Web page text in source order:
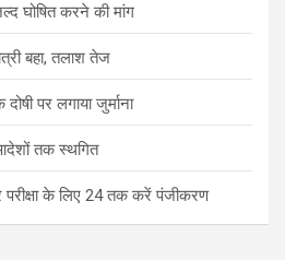
घोषित करने की मांग
बहा, तलाश तेज
पर लगाया जुर्माना
तक स्थगित
परीक्षा के लिए 24 तक करें पंजीकरण